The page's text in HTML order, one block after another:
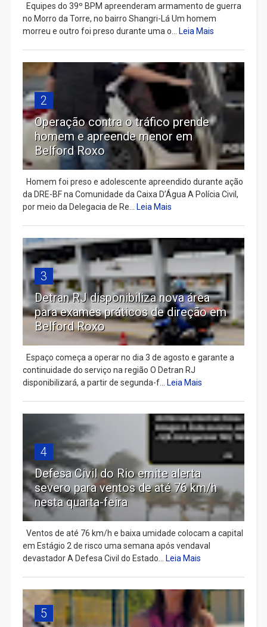
Equipes do 39º BPM apreenderam armamento de guerra
no Morro da Torre, no bairro Shangri-Lá Um homem
morreu e outro foi preso durante uma o... Leia Mais
2
Operação contra o tráfico prende
homem e apreende menor em
Belford Roxo
Homem foi preso e adolescente apreendido durante ação
da DRE-BF na Comunidade da Caixa D’Água A Polícia Civil,
por meio da Delegacia de Re... Leia Mais
3
Detran RJ disponibiliza nova área
para exames práticos de direção em
Belford Roxo
Espaço começa a operar no dia 3 de agosto e garante a
continuidade do serviço na região O Detran RJ
disponibilizará, a partir de segunda-f... Leia Mais
4
Defesa Civil do Rio emite alerta
severo para ventos de até 76 km/h
nesta quarta-feira
Ventos de até 76 km/h e baixa umidade colocam a capital
em Estágio 2 de risco uma semana após vendaval
devastador A Defesa Civil do Estado... Leia Mais
5